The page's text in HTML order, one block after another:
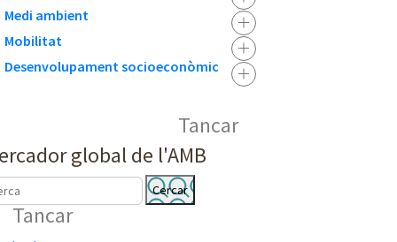
Medi ambient
Mobilitat
Desenvolupament socioeconòmic
Tancar
global de l'AMB
C
Tancar